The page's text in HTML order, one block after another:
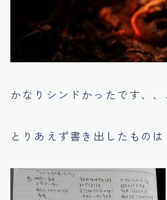
かなりシンドかったです、、
とりあえず書き出したものは